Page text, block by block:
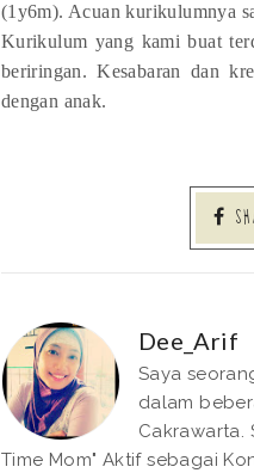
(1y6m). Acuan kurikulumnya
Kurikulum yang kami buat
beriringan. Kesabaran dan
dengan anak.
Dee_Arif
Saya
dalam
Cakrawarta.
Time Mom" Aktif sebagai